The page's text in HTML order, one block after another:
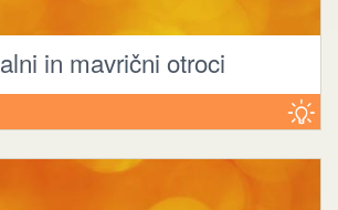
in mavrični otroci